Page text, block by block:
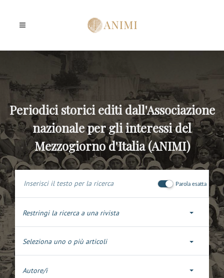
Periodici storici editi dall'Associazione
nazionale per gli interessi del
Mezzogiorno d'Italia (ANIMI)
Parola esatta
Restringi la ricerca a una rivista
Seleziona uno o più articoli
Autore/i